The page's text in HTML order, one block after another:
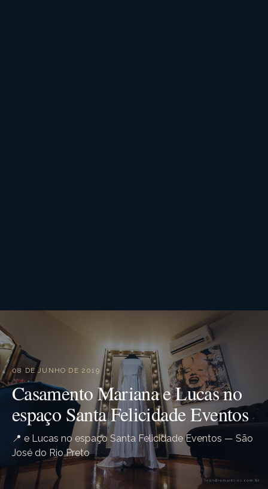
08 DE JUNHO DE 2019
Casamento Mariana e Lucas no
espaço Santa Felicidade Eventos
📍 e Lucas no espaço Santa Felicidade Eventos — São
José do Rio Preto